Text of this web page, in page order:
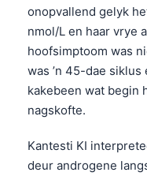
onopvallend gelyk
nmol/L en haar vrye
hoofsimptoom was
was ’n 45-dae
kakebeen wat begin
nagskofte.
Kantesti KI
deur androgene